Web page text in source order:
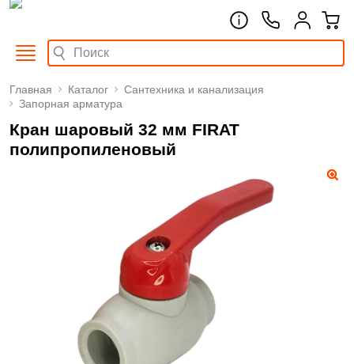
Главная Каталог
Сантехника и канализация
Запорная арматура
Кран шаровый 32 мм FIRAT
полипропиленовый